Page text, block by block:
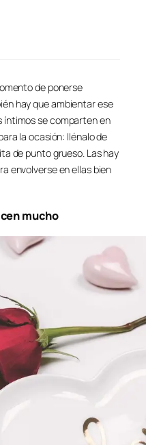
de ponerse
hay que ambientar ese
íntimos se comparten en
la ocasión: llénalo de
de punto grueso. Las hay
envolverse en ellas bien
mucho